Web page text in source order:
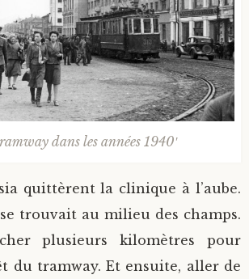
dans les années 1940′
quittèrent la clinique à l’aube.
trouvait au milieu des champs.
plusieurs kilomètres pour
du tramway. Et ensuite, aller de